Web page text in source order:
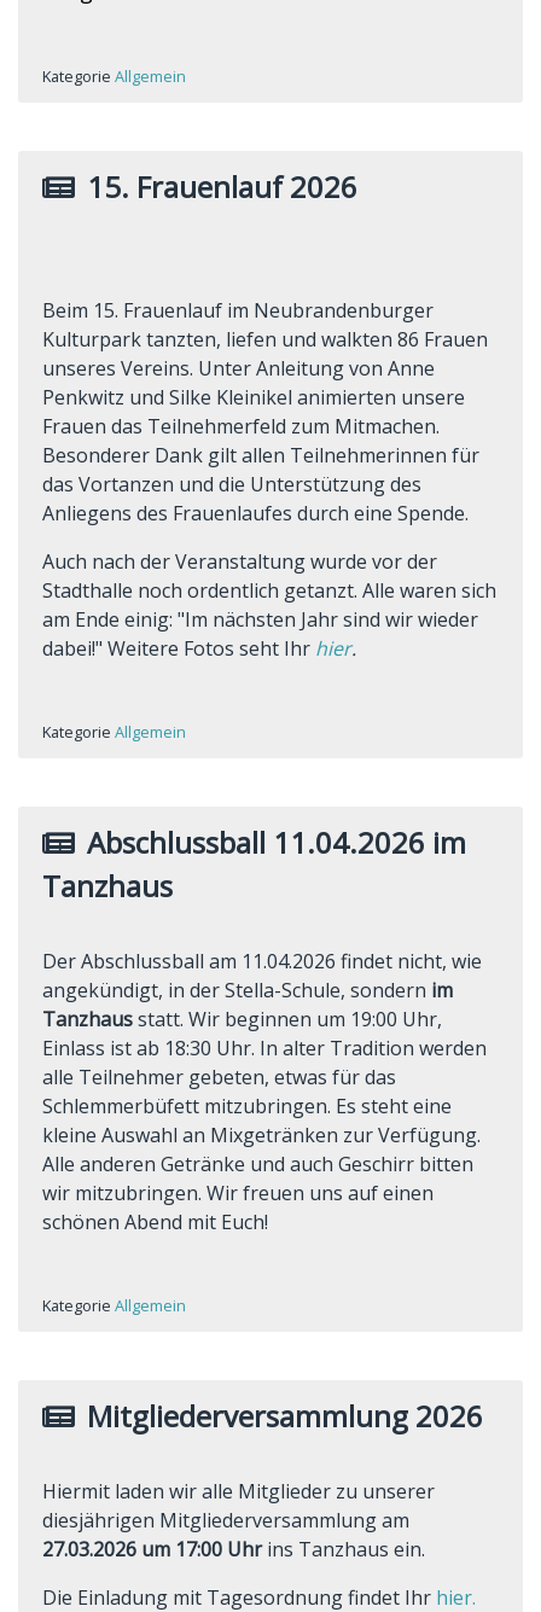
Kategorie Allgemein
15. Frauenlauf 2026
Beim 15. Frauenlauf im Neubrandenburger
Kulturpark tanzten, liefen und walkten 86 Frauen
unseres Vereins. Unter Anleitung von Anne
Penkwitz und Silke Kleinikel animierten unsere
Frauen das Teilnehmerfeld zum Mitmachen.
Besonderer Dank gilt allen Teilnehmerinnen für
das Vortanzen und die Unterstützung des
Anliegens des Frauenlaufes durch eine Spende.
Auch nach der Veranstaltung wurde vor der
Stadthalle noch ordentlich getanzt. Alle waren sich
am Ende einig: "Im nächsten Jahr sind wir wieder
dabei!" Weitere Fotos seht Ihr hier.
Kategorie Allgemein
Abschlussball 11.04.2026 im
Tanzhaus
Der Abschlussball am 11.04.2026 findet nicht, wie
angekündigt, in der Stella-Schule, sondern im
Tanzhausstatt. Wir beginnen um 19:00 Uhr,
Einlass ist ab 18:30 Uhr. In alter Tradition werden
alle Teilnehmer gebeten, etwas für das
Schlemmerbüfett mitzubringen. Es steht eine
kleine Auswahl an Mixgetränken zur Verfügung.
Alle anderen Getränke und auch Geschirr bitten
wir mitzubringen. Wir freuen uns auf einen
schönen Abend mit Euch!
Kategorie Allgemein
Mitgliederversammlung 2026
Hiermit laden wir alle Mitglieder zu unserer
diesjährigen Mitgliederversammlung am
27.03.2026 um 17:00 Uhrins Tanzhaus ein.
Die Einladung mit Tagesordnung findet Ihr hier.